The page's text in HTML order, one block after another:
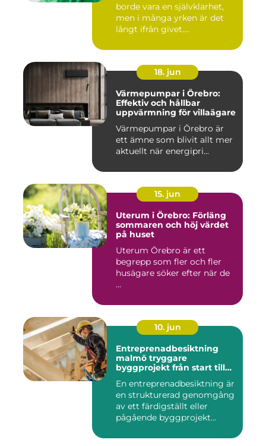
borde vara en självklarhet,
men i många yrken är det
långt ifrån givet....
18. jun
Värmepumpar i Örebro:
Effektiv och hållbar
uppvärmning för villaägare
Värmepumpar i Örebro är
ett ämne som blivit allt mer
aktuellt när energipri...
15. jun
Uterum i Örebro: Förläng
sommaren och höj värdet
på huset
Uterum Örebro är ett
begrepp som fler och fler
husägare söker efter när de
...
10. jun
Entreprenadbesiktning
malmö tryggare
byggprojekt från start till
En entreprenadbesiktning är
en strukturerad genomgång
av ett färdigställt eller
pågående byggprojekt...